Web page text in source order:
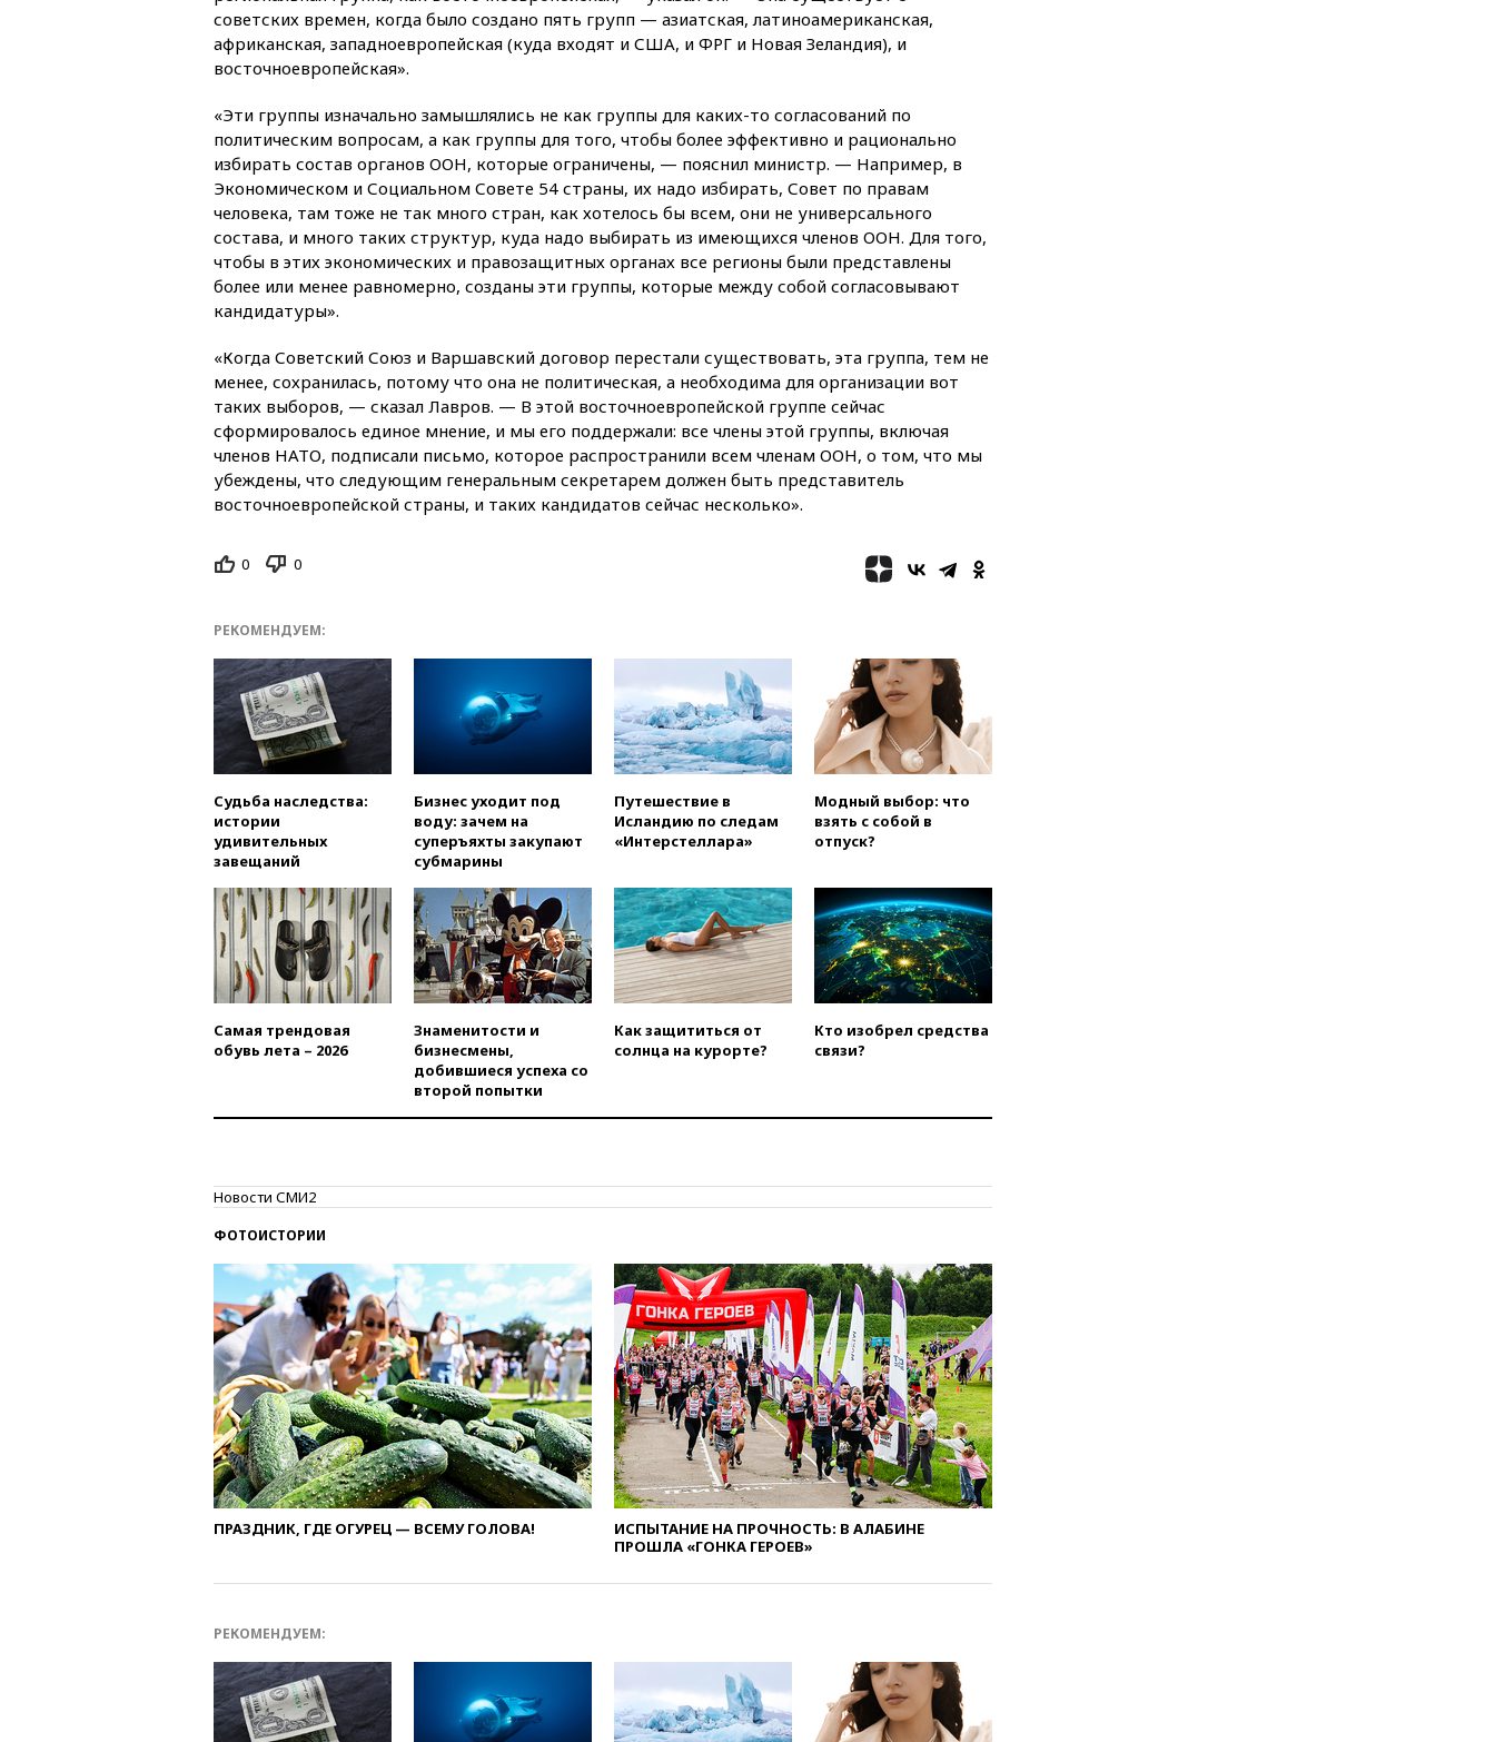
сбито 153 украинских БПЛА
Состояние здоровья
07:40 OpenAI приостановила
выпуск модели Astra и-за
потенциальных рисков
06:25 У берегов Италии
обнаружили затонувшее
судно древнеримских времен
05:10«Одиссея» Нолана
собрала в мировом прокате
свыше $1 млрд
высоких темпах строительства
недвижимости в Москве
01:20 Россиянин в среднем
съедает несколько арбузов за
сезон
00:25 В Красноярском крае
идут поиски семьи, пропавшей
Жителя Нижнего
Тагила арестовали за реакции
режиссер Кирилл Соколов
снимет триллер для Netflix
вчера, 22:20Турция призвала
к мораторию на удары по
торговым судам в Черном
море
вчера, 21:43Экс-
председатель Верховного
суда Венгрии согласился стать
вчера, 20:58Финляндия
введет экзамен для
претендентов на получение
гражданства
вчера, 20:12Минобороны
беспилотник, скорее всего,
был украинским
вчера, 18:56«Газпром»: объем
вчера, 18:25ТАСС: Уиткофф и
Кушнер могут вскоре посетить
Москву и Киев
вчера, 17:43«Тиса» выдвинула
экс-председателя Верховного
суда на пост президента
Венгрии
вчера, 16:50Politico: «Газовая
авантюра Германии ставит под
угрозу европейскую зиму»
вчера, 16:16Беспилотник
взорвался вблизи
В Аргентине умер
отец футболиста Лионеля
Месси
советских времен, когда было создано пять групп — азиатская, латиноамериканская,
африканская, западноевропейская (куда входят и США, и ФРГ и Новая Зеландия), и
восточноевропейская».
«Эти группы изначально замышлялись не как группы для каких-то согласований по
политическим вопросам, а как группы для того, чтобы более эффективно и рационально
избирать состав органов ООН, которые ограничены, — пояснил министр. — Например, в
Экономическом и Социальном Совете 54 страны, их надо избирать, Совет по правам
человека, там тоже не так много стран, как хотелось бы всем, они не универсального
состава, и много таких структур, куда надо выбирать из имеющихся членов ООН. Для того,
чтобы в этих экономических и правозащитных органах все регионы были представлены
более или менее равномерно, созданы эти группы, которые между собой согласовывают
кандидатуры».
«Когда Советский Союз и Варшавский договор перестали существовать, эта группа, тем не
менее, сохранилась, потому что она не политическая, а необходима для организации вот
таких выборов, — сказал Лавров. — В этой восточноевропейской группе сейчас
сформировалось единое мнение, и мы его поддержали: все члены этой группы, включая
членов НАТО, подписали письмо, которое распространили всем членам ООН, о том, что мы
убеждены, что следующим генеральным секретарем должен быть представитель
восточноевропейской страны, и таких кандидатов сейчас несколько».
0 0
РЕКОМЕНДУЕМ:
Судьба наследства:
истории
удивительных
завещаний
Бизнес уходит под
воду: зачем на
суперъяхты закупают
субмарины
Путешествие в
Исландию по следам
«Интерстеллара»
Модный выбор: что
взять с собой в
отпуск?
Самая трендовая
обувь лета – 2026
Знаменитости и
бизнесмены,
добившиеся успеха со
второй попытки
Как защититься от
солнца на курорте?
Кто изобрел средства
связи?
Новости СМИ2
ФОТОИСТОРИИ
ПРАЗДНИК, ГДЕ ОГУРЕЦ — ВСЕМУ ГОЛОВА!
ИСПЫТАНИЕ НА ПРОЧНОСТЬ: В АЛАБИНЕ
ПРОШЛА «ГОНКА ГЕРОЕВ»
РЕКОМЕНДУЕМ: